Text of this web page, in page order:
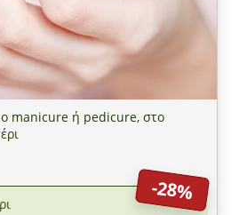
manicure ή pedicure, στο
-28%